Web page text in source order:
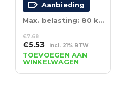
Aanbieding
Max. belasting: 80 kg – 75 cm – zilver
€7.68
Oorspronkelijke
prijs
was:
€7.68.
€5.53Huidige
prijs
is:
€5.53.
incl. 21% BTW
TOEVOEGEN AAN
WINKELWAGEN